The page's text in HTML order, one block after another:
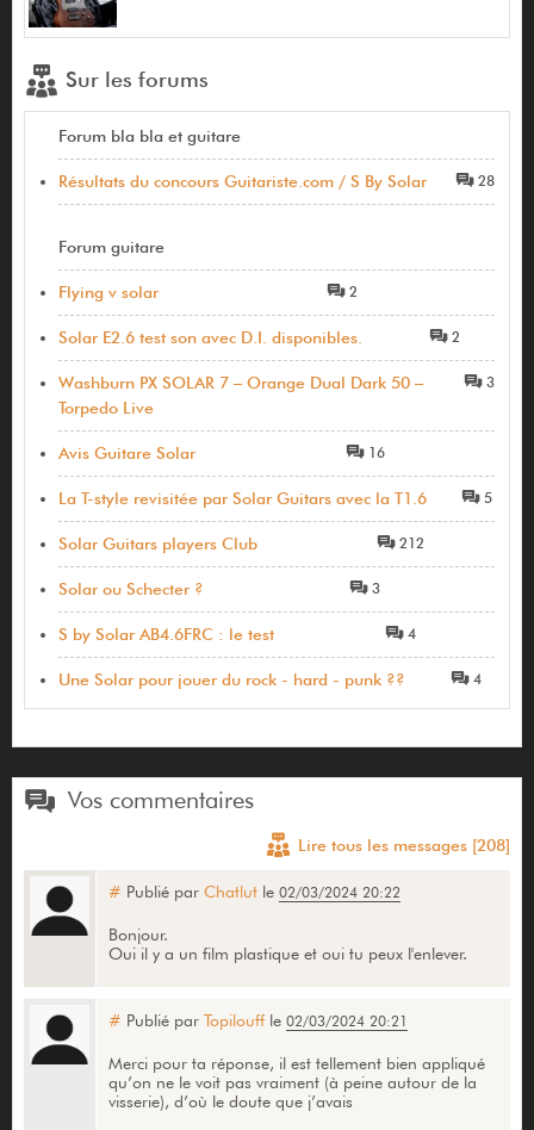
Sur les forums
Forum bla bla et guitare
Résultats du concours Guitariste.com / S By Solar 28
Forum guitare
Flying v solar 2
Solar E2.6 test son avec D.I. disponibles. 2
Washburn PX SOLAR 7 – Orange Dual Dark 50 –
Torpedo Live
3
Avis Guitare Solar 16
La T-style revisitée par Solar Guitars avec la T1.6 5
Solar Guitars players Club 212
Solar ou Schecter ? 3
S by Solar AB4.6FRC : le test 4
Une Solar pour jouer du rock - hard - punk ?? 4
Vos commentaires
Lire tous les messages [208]
# Publié par Chatlutle 02/03/2024 20:22
Bonjour.
Oui il y a un film plastique et oui tu peux l'enlever.
# Publié par Topilouffle 02/03/2024 20:21
Merci pour ta réponse, il est tellement bien appliqué
qu’on ne le voit pas vraiment (à peine autour de la
visserie), d’où le doute que j’avais